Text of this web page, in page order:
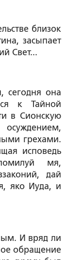
близок
засыпает
Свет...
сегодня она
к Тайной
в Сионскую
грехами.
исповедь
мя,
дай
яко Иуда, и
И вряд ли
обращение